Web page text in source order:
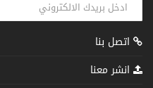
اتصل بنا
انشر معنا